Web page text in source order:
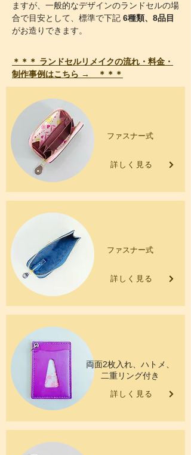
ますが、一般的なデザインのランドセルの場
合で目安として、標準で下記 6種類、8品目
がお造りできます。
＊＊＊ ランドセルリメイクの流れ・料金・
制作事例はこちら → ＊＊＊
ファスナー式
詳しく見る
ファスナー式
詳しく見る
両面2枚入れ、ハトメ、
二重リング付き
詳しく見る